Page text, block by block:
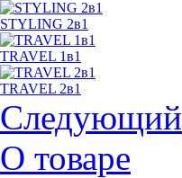
STYLING 2в1
TRAVEL 1в1
TRAVEL 2в1
Следующий
О товаре